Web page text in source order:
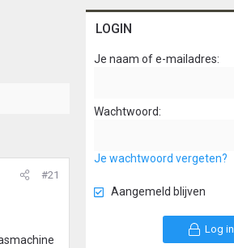
#21
LOGIN
Je naam of e-mailadres
Wachtwoord
Je wachtwoord vergeten?
Aangemeld blijven
Log in